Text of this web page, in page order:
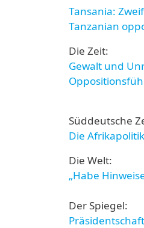
Tansania:
Tanzanian
Die Zeit:
Gewalt und
Süddeutsche
Die
Die Welt:
„Habe
Der Spiegel: